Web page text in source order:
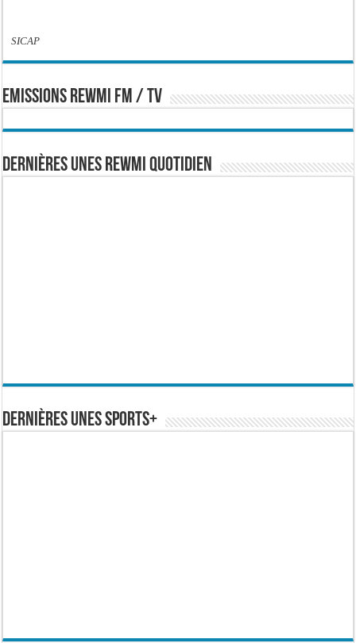
SICAP
EMISSIONS REWMI FM / TV
Dernières Unes Rewmi Quotidien
Dernières Unes Sports+